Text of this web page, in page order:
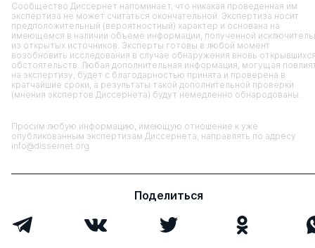
Сообщество Диссернет напоминает, что никакая проведенная им
экспертиза не может считаться окончательной. Экспертиза носит
предположительный (вероятностный) характер и основана на
имеющемся в наличии объеме информации, полученной
из открытых источников. Эксперты готовы в любой момент
возобновить исследования в случае обнаружения вновь
обстоятельств. Любая дополнительная информация, могущая
на экспертизу, будет с благодарностью принята и проверена в
кратчайшие сроки, а результаты такой дополнительной проверки
(мнения экспертов Диссернета) будут немедленно обнародованы.
Просим любую информацию, имеющую отношение к уже
опубликованным экспертизам Диссернета, направлять по адресу
info@dissernet.org
Поделиться